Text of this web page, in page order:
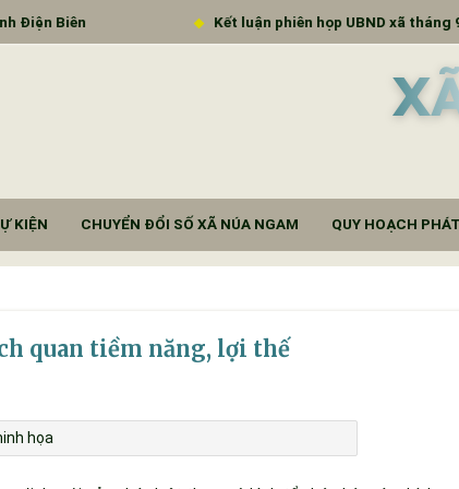
Biên Kết luận phiên họp UBND xã tháng 9
KIỆN CHUYỂN ĐỔI SỐ XÃ NÚA NGAM QUY HOẠCH
quan tiềm năng, lợi thế